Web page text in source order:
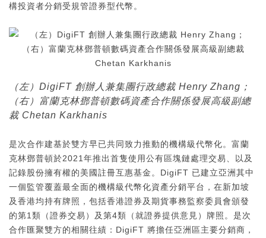
構投資者分銷受規管證券型代幣。
（左）DigiFT 創辦人兼集團行政總裁 Henry Zhang；
（右）富蘭克林鄧普頓數碼資產合作關係發展高級副總
裁 Chetan Karkhanis
是次合作建基於雙方早已共同致力推動的機構級代幣化。富蘭
克林鄧普頓於2021年推出首隻使用公有區塊鏈處理交易、以及
記錄股份擁有權的美國註冊互惠基金。DigiFT 已建立亞洲其中
一個監管覆蓋最全面的機構級代幣化資產分銷平台，在新加坡
及香港均持有牌照，包括香港證券及期貨事務監察委員會頒發
的第1類（證券交易）及第4類（就證券提供意見）牌照。是次
合作匯聚雙方的相關往績：DigiFT 將擔任亞洲區主要分銷商，